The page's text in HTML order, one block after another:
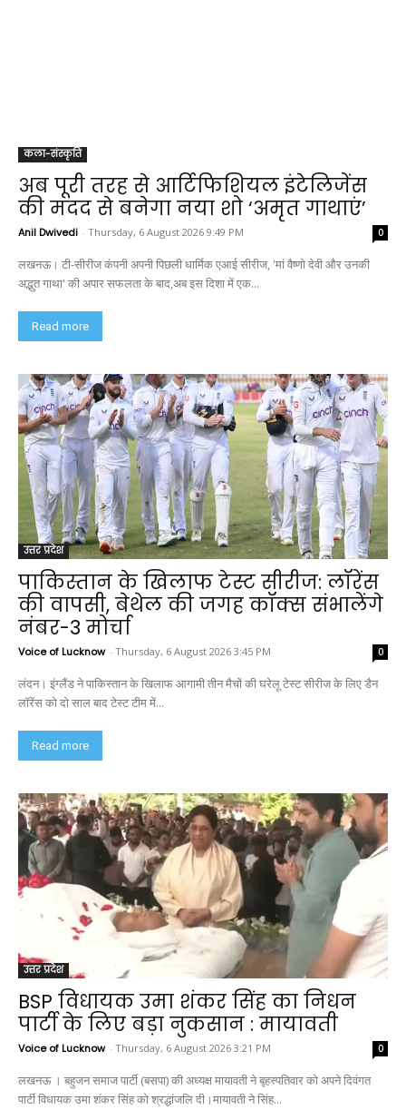
कला-संस्कृति
अब पूरी तरह से आर्टिफिशियल इंटेलिजेंस
की मदद से बनेगा नया शो ‘अमृत गाथाएं’
Anil Dwivedi - Thursday, 6 August 2026 9:49 PM 0
लखनऊ। टी-सीरीज कंपनी अपनी पिछली धार्मिक एआई सीरीज, 'मां वैष्णो देवी और उनकी
अद्भुत गाथा' की अपार सफलता के बाद,अब इस दिशा में एक...
Read more
उत्तर प्रदेश
पाकिस्तान के खिलाफ टेस्ट सीरीज: लॉरेंस
की वापसी, बेथेल की जगह कॉक्स संभालेंगे
नंबर-3 मोर्चा
Voice of Lucknow - Thursday, 6 August 2026 3:45 PM 0
लंदन। इंग्लैंड ने पाकिस्तान के खिलाफ आगामी तीन मैचों की घरेलू टेस्ट सीरीज के लिए डैन
लॉरेंस को दो साल बाद टेस्ट टीम में...
Read more
उत्तर प्रदेश
BSP विधायक उमा शंकर सिंह का निधन
पार्टी के लिए बड़ा नुकसान : मायावती
Voice of Lucknow - Thursday, 6 August 2026 3:21 PM 0
लखनऊ । बहुजन समाज पार्टी (बसपा) की अध्यक्ष मायावती ने बृहस्पतिवार को अपने दिवंगत
पार्टी विधायक उमा शंकर सिंह को श्रद्धांजलि दी।मायावती ने सिंह...